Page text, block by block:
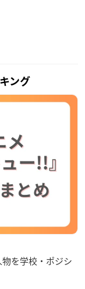
ング
を学校・ポジシ